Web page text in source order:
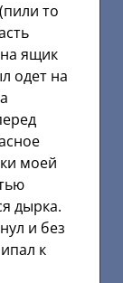
то
ящик
одет на
моей
дырка.
и без
к